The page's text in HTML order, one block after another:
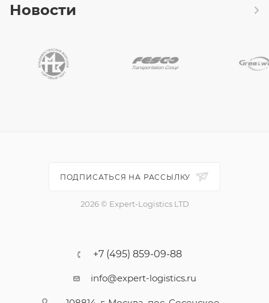
Новости
ПОДПИСАТЬСЯ НА РАССЫЛКУ
2026 © Expert-Logistics LTD
+7 (495) 859-09-88
info@expert-logistics.ru